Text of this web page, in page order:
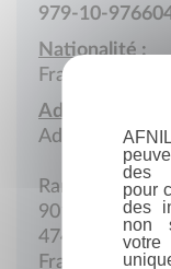
979-10-
Nationalité :
France
Adresse :
Adresse postale
Ramel
901 de
47410 Saint-
France
des
pour
des
non